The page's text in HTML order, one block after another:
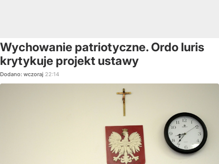
Wychowanie patriotyczne. Ordo Iuris
krytykuje projekt ustawy
Dodano: wczoraj 22:14